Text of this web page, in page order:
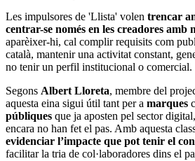
Les impulsores de 'Llista' volen trencar
centrar-se només en les creadores amb
aparèixer-hi, cal complir requisits com
català, mantenir una activitat constant,
no tenir un perfil institucional o comercial.
Segons Albert Lloreta, membre del
aquesta eina sigui útil tant per a marques
públiques que ja aposten pel sector
encara no han fet el pas. Amb aquesta
evidenciar l’impacte que pot tenir el
facilitar la tria de col·laboradores dins el